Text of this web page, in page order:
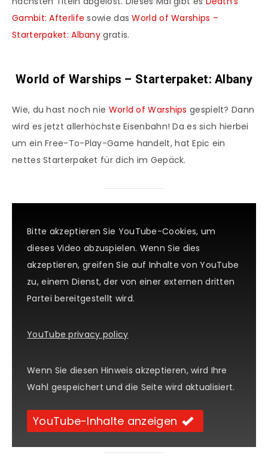
Gambit: Afterlifesowie dasWorld of Warships –
Starterpaket: Albany gratis.
World of Warships – Starterpaket: Albany
Wie, du hast noch nie World of Warships gespielt? Dann
wird es jetzt allerhöchste Eisenbahn! Da es sich hierbei
um ein Free-To-Play-Game handelt, hat Epic ein
nettes Starterpaket für dich im Gepäck.
Bitte akzeptieren Sie YouTube-Cookies, um
dieses Video abzuspielen. Wenn Sie dies
akzeptieren, greifen Sie auf Inhalte von YouTube
zu, einem Dienst, der von einer externen dritten
Partei bereitgestellt wird.
YouTube privacy policy
Wenn Sie diesen Hinweis akzeptieren, wird Ihre
Wahl gespeichert und die Seite wird aktualisiert.
YouTube-Inhalte anzeigen